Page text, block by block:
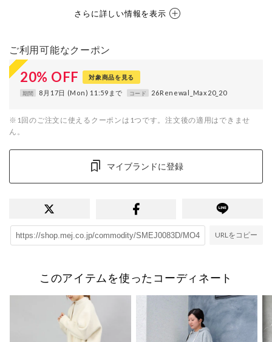
さらに詳しい情報を表示
ご利用可能なクーポン
20% OFF 対象商品を見る
期間 8月17日 (Mon) 11:59まで コード 26Renewal_Max20_20
※1回のご注文に使えるクーポンは1つです。注文後の適用はできませ
ん。
マイブランドに登録
URLをコピー
このアイテムを使ったコーディネート